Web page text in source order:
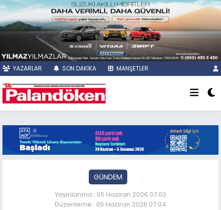
YAZARLAR SON DAKİKA MANŞETLER
GÜNDEM
Yayınlanma : 05 Haziran 2026 07:03
Düzenleme : 05 Haziran 2026 07:04